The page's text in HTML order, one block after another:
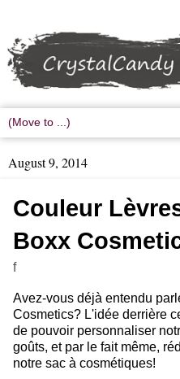
August 9, 2014
Couleur
Boxx
f
Avez-vous déjà entendu
Cosmetics? L'idée derrière
de pouvoir personnaliser
goûts, et par le fait même,
notre sac à cosmétiques!